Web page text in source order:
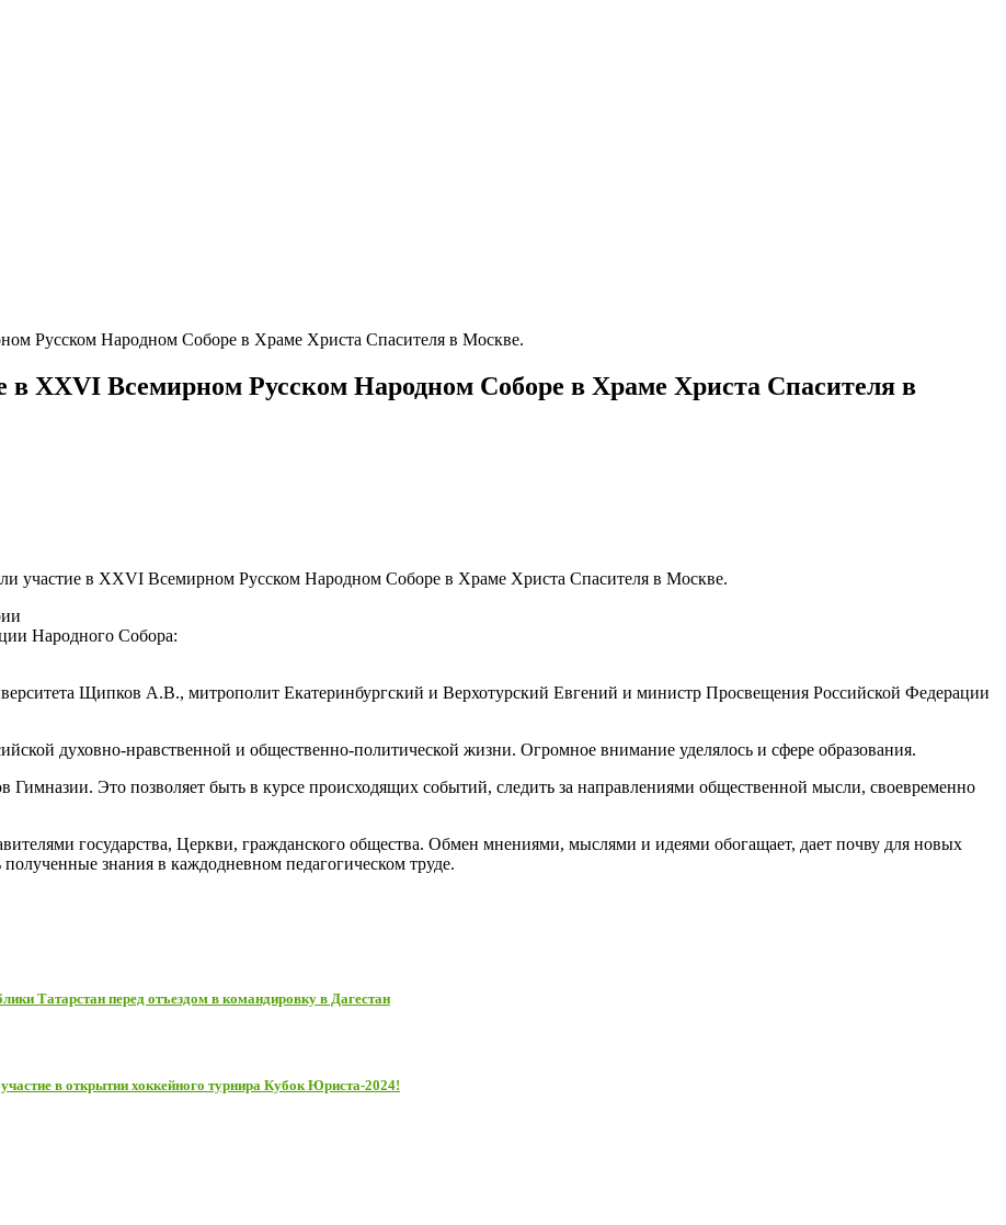
Русском Народном Соборе в Храме Христа Спасителя в Москве.
в XXVI Всемирном Русском Народном Соборе в Храме Христа Спасителя в
участие в XXVI Всемирном Русском Народном Соборе в Храме Христа Спасителя в Москве.
Народного Собора:
Щипков А.В., митрополит Екатеринбургский и Верхотурский Евгений и министр Просвещения Российской Федерации
духовно-нравственной и общественно-политической жизни. Огромное внимание уделялось и сфере образования.
Гимназии. Это позволяет быть в курсе происходящих событий, следить за направлениями общественной мысли, своевременно
государства, Церкви, гражданского общества. Обмен мнениями, мыслями и идеями обогащает, дает почву для новых
знания в каждодневном педагогическом труде.
Татарстан перед отъездом в командировку в Дагестан
в открытии хоккейного турнира Кубок Юриста-2024!